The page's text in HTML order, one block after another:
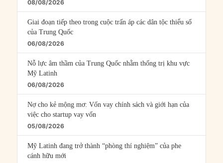
08/08/2026
Giai đoạn tiếp theo trong cuộc trấn áp các dân tộc thiểu số
của Trung Quốc
06/08/2026
Nỗ lực âm thầm của Trung Quốc nhằm thống trị khu vực
Mỹ Latinh
06/08/2026
Nợ cho kẻ mộng mơ: Vốn vay chính sách và giới hạn của
việc cho startup vay vốn
05/08/2026
Mỹ Latinh đang trở thành “phòng thí nghiệm” của phe
cánh hữu mới